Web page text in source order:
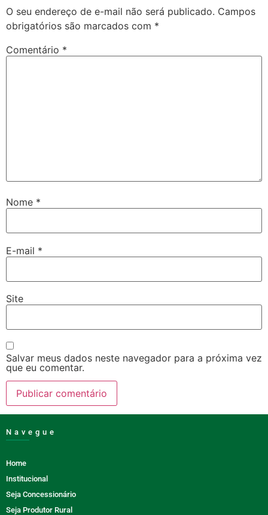
O seu endereço de e-mail não será publicado. Campos
obrigatórios são marcados com *
Comentário *
Nome *
E-mail *
Site
Salvar meus dados neste navegador para a próxima vez
que eu comentar.
Navegue
Home
Institucional
Seja Concessionário
Seja Produtor Rural